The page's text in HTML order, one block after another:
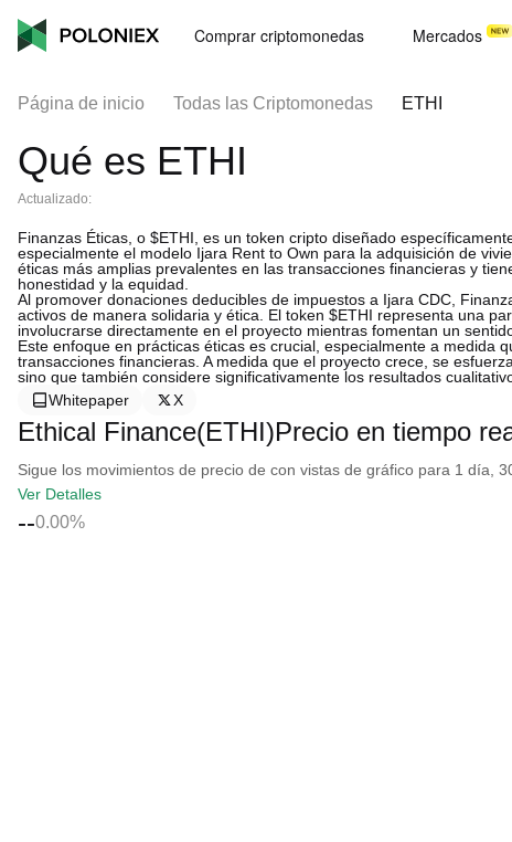
Comprar criptomonedas Mercados
Página de inicio Todas las Criptomonedas ETHI
Qué es ETHI
Actualizado:
Finanzas Éticas, o $ETHI, es un token cripto diseñado
especialmente el modelo Ijara Rent to Own para la adquisición de
éticas más amplias prevalentes en las transacciones financieras y
honestidad y la equidad.
Al promover donaciones deducibles de impuestos a Ijara CDC,
activos de manera solidaria y ética. El token $ETHI representa una
involucrarse directamente en el proyecto mientras fomentan un
Este enfoque en prácticas éticas es crucial, especialmente a medida
transacciones financieras. A medida que el proyecto crece, se
sino que también considere significativamente los resultados
Whitepaper
X
Ethical Finance(ETHI)Precio en tiempo
Sigue los movimientos de precio de con vistas de gráfico para 1 día,
Ver Detalles
--0.00%